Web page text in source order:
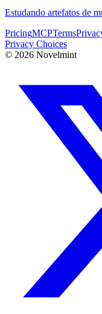
Estudando artefatos de
PricingMCPTerms
Privacy Choices
© 2026 Novelmint